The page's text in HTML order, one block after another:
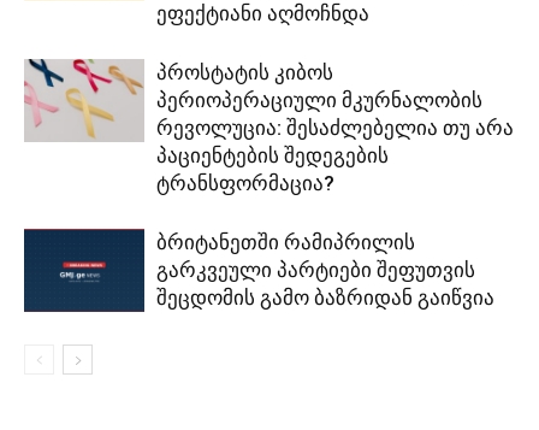
ეფექტიანი აღმოჩნდა
პროსტატის კიბოს
პერიოპერაციული მკურნალობის
რევოლუცია: შესაძლებელია თუ არა
პაციენტების შედეგების
ტრანსფორმაცია?
ბრიტანეთში რამიპრილის
გარკვეული პარტიები შეფუთვის
შეცდომის გამო ბაზრიდან გაიწვია